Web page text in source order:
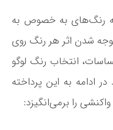
رنگ‌­های به خصوص به
شدن اثر هر رنگ روی
انتخاب رنگ لوگو
ادامه به این پرداخته
را برمی‌­انگیزد: